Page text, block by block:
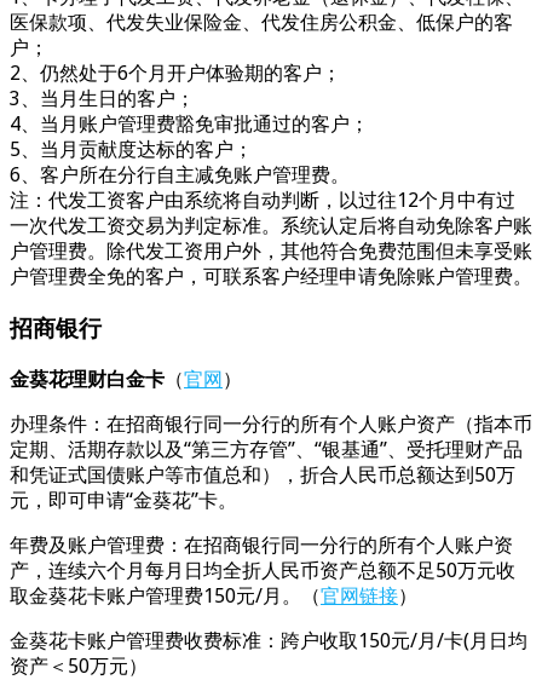
医保款项、代发失业保险金、代发住房公积金、低保户的客
户；
2、仍然处于6个月开户体验期的客户；
3、当月生日的客户；
4、当月账户管理费豁免审批通过的客户；
5、当月贡献度达标的客户；
6、客户所在分行自主减免账户管理费。
注：代发工资客户由系统将自动判断，以过往12个月中有过
一次代发工资交易为判定标准。系统认定后将自动免除客户账
户管理费。除代发工资用户外，其他符合免费范围但未享受账
户管理费全免的客户，可联系客户经理申请免除账户管理费。
招商银行
金葵花理财白金卡 （官网）
办理条件：在招商银行同一分行的所有个人账户资产（指本币
定期、活期存款以及“第三方存管”、“银基通”、受托理财产品
和凭证式国债账户等市值总和），折合人民币总额达到50万
元，即可申请“金葵花”卡。
年费及账户管理费：在招商银行同一分行的所有个人账户资
产，连续六个月每月日均全折人民币资产总额不足50万元收
取金葵花卡账户管理费150元/月。（官网链接）
金葵花卡账户管理费收费标准：跨户收取150元/月/卡(月日均
资产＜50万元）